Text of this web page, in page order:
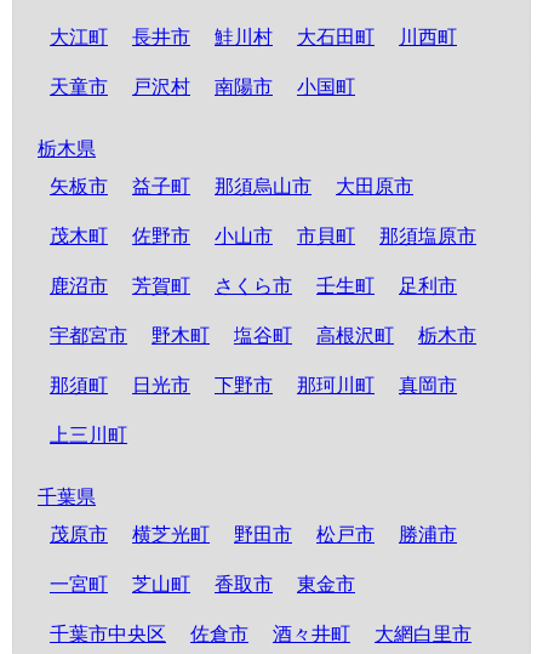
大江町 長井市 鮭川村 大石田町 川西町
天童市 戸沢村 南陽市 小国町
栃木県
矢板市
益子町 那須烏山市 大田原市
茂木町 佐野市 小山市 市貝町 那須塩原市
鹿沼市 芳賀町 さくら市 壬生町 足利市
宇都宮市 野木町 塩谷町 高根沢町 栃木市
那須町 日光市 下野市 那珂川町 真岡市
上三川町
千葉県
茂原市
横芝光町 野田市 松戸市 勝浦市
一宮町 芝山町 香取市 東金市
千葉市中央区 佐倉市 酒々井町 大網白里市